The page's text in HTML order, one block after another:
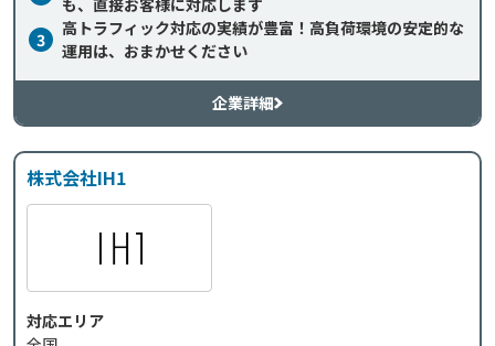
も、直接お客様に対応します
3
高トラフィック対応の実績が豊富！高負荷環境の安定的な
運用は、おまかせください
企業詳細
株式会社IH1
対応エリア